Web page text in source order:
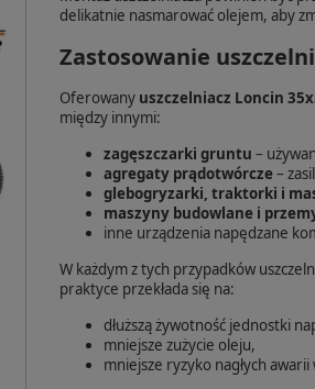
delikatnie nasmarować olejem, aby
Zastosowanie
Oferowany uszczelniacz Loncin
między innymi:
zagęszczarki gruntu –
agregaty prądotwórcze–
glebogryzarki, traktorki i
maszyny budowlane i
inne urządzenia napędzane
W każdym z tych przypadków
praktyce przekłada się na:
dłuższą żywotność jednostki
mniejsze zużycie oleju,
mniejsze ryzyko nagłych